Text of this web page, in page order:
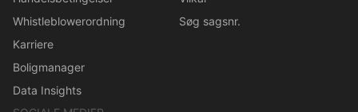
Whistleblowerordning
Karriere
Boligmanager
Data Insights
Søg sagsnr.